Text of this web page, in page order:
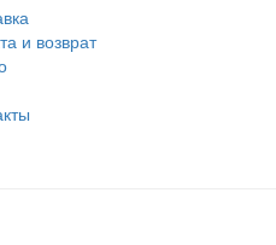
и возврат